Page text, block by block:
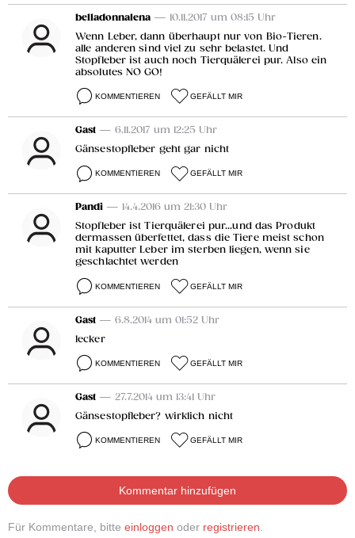
belladonnalena — 10.11.2017 um 08:15 Uhr
Wenn Leber, dann überhaupt nur von Bio-Tieren.
alle anderen sind viel zu sehr belastet. Und
Stopfleber ist auch noch Tierquälerei pur. Also ein
absolutes NO GO!
KOMMENTIEREN GEFÄLLT MIR
Gast — 6.11.2017 um 12:25 Uhr
Gänsestopfleber geht gar nicht
KOMMENTIEREN GEFÄLLT MIR
Pandi — 14.4.2016 um 21:30 Uhr
Stopfleber ist Tierquälerei pur...und das Produkt
dermassen überfettet, dass die Tiere meist schon
mit kaputter Leber im sterben liegen, wenn sie
geschlachtet werden
KOMMENTIEREN GEFÄLLT MIR
Gast — 6.8.2014 um 01:52 Uhr
lecker
KOMMENTIEREN GEFÄLLT MIR
Gast — 27.7.2014 um 13:41 Uhr
Gänsestopfleber? wirklich nicht
KOMMENTIEREN GEFÄLLT MIR
Kommentar hinzufügen
Für Kommentare, bitte einloggen oder registrieren